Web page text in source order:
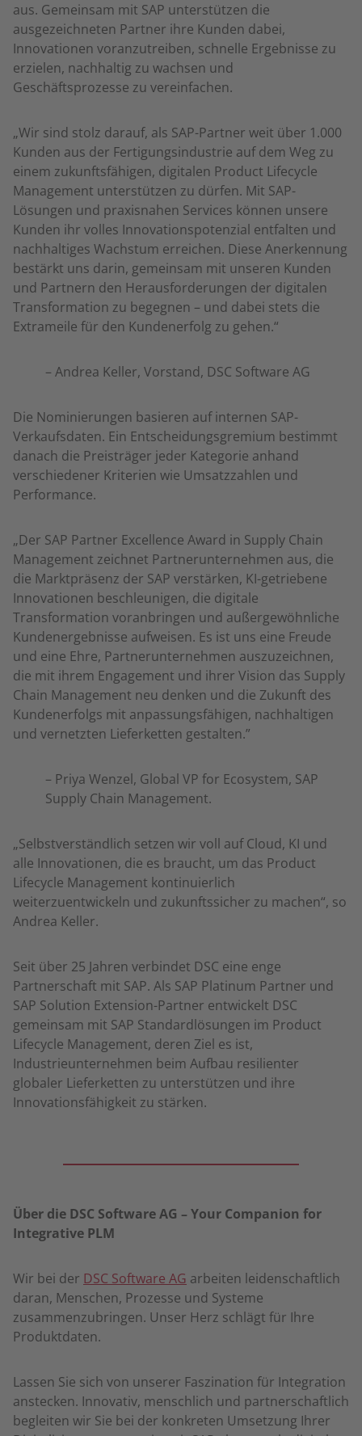
aus. Gemeinsam mit SAP unterstützen die
ausgezeichneten Partner ihre Kunden dabei,
Innovationen voranzutreiben, schnelle Ergebnisse zu
erzielen, nachhaltig zu wachsen und
Geschäftsprozesse zu vereinfachen.
„Wir sind stolz darauf, als SAP-Partner weit über 1.000
Kunden aus der Fertigungsindustrie auf dem Weg zu
einem zukunftsfähigen, digitalen Product Lifecycle
Management unterstützen zu dürfen. Mit SAP-
Lösungen und praxisnahen Services können unsere
Kunden ihr volles Innovationspotenzial entfalten und
nachhaltiges Wachstum erreichen. Diese Anerkennung
bestärkt uns darin, gemeinsam mit unseren Kunden
und Partnern den Herausforderungen der digitalen
Transformation zu begegnen – und dabei stets die
Extrameile für den Kundenerfolg zu gehen.“
– Andrea Keller, Vorstand, DSC Software AG
Die Nominierungen basieren auf internen SAP-
Verkaufsdaten. Ein Entscheidungsgremium bestimmt
danach die Preisträger jeder Kategorie anhand
verschiedener Kriterien wie Umsatzzahlen und
Performance.
„Der SAP Partner Excellence Award in Supply Chain
Management zeichnet Partnerunternehmen aus, die
die Marktpräsenz der SAP verstärken, KI-getriebene
Innovationen beschleunigen, die digitale
Transformation voranbringen und außergewöhnliche
Kundenergebnisse aufweisen. Es ist uns eine Freude
und eine Ehre, Partnerunternehmen auszuzeichnen,
die mit ihrem Engagement und ihrer Vision das Supply
Chain Management neu denken und die Zukunft des
Kundenerfolgs mit anpassungsfähigen, nachhaltigen
und vernetzten Lieferketten gestalten.”
– Priya Wenzel, Global VP for Ecosystem, SAP
Supply Chain Management.
„Selbstverständlich setzen wir voll auf Cloud, KI und
alle Innovationen, die es braucht, um das Product
Lifecycle Management kontinuierlich
weiterzuentwickeln und zukunftssicher zu machen“, so
Andrea Keller.
Seit über 25 Jahren verbindet DSC eine enge
Partnerschaft mit SAP. Als SAP Platinum Partner und
SAP Solution Extension-Partner entwickelt DSC
gemeinsam mit SAP Standardlösungen im Product
Lifecycle Management, deren Ziel es ist,
Industrieunternehmen beim Aufbau resilienter
globaler Lieferketten zu unterstützen und ihre
Innovationsfähigkeit zu stärken.
Über die DSC Software AG – Your Companion for
Integrative PLM
Wir bei der DSC Software AG arbeiten leidenschaftlich
daran, Menschen, Prozesse und Systeme
zusammenzubringen. Unser Herz schlägt für Ihre
Produktdaten.
Lassen Sie sich von unserer Faszination für Integration
anstecken. Innovativ, menschlich und partnerschaftlich
begleiten wir Sie bei der konkreten Umsetzung Ihrer